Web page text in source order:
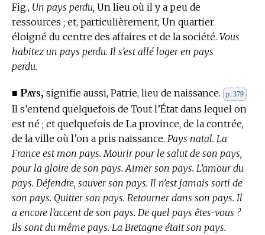
Fig., Un pays perdu, Un lieu où il y a peu de
ressources ; et, particulièrement, Un quartier
éloigné du centre des affaires et de la société. Vous
habitez un pays perdu. Il s’est allé loger en pays
perdu.
■ Pays, signifie aussi, Patrie, lieu de naissance. p. 379
Il s’entend quelquefois de Tout l’État dans lequel on
est né ; et quelquefois de La province, de la contrée,
de la ville où l’on a pris naissance. Pays natal. La
France est mon pays. Mourir pour le salut de son pays,
pour la gloire de son pays. Aimer son pays. L’amour du
pays. Défendre, sauver son pays. Il n’est jamais sorti de
son pays. Quitter son pays. Retourner dans son pays. Il
a encore l’accent de son pays. De quel pays êtes-vous ?
Ils sont du même pays. La Bretagne était son pays.